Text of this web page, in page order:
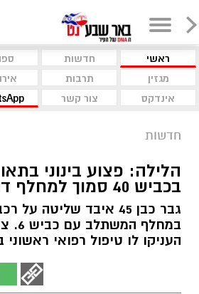
ראשי חדשות
מגזין
תרבות
אינדקס
צור קשר
חדשות
הלילה: פצוע בינוני
בכביש 40 סמוך למחלף דבירה
גבר כבן 45 איבד שליטה
העניקו לו טיפול רפואי ראשוני